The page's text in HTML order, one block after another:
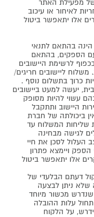
מפעילת האתר
לאיחור או עיכוב
אלו יתאפשר ביטול
בהתאם לתנאי
הספקים, בהתאם
לרשימת היישובים
ליישובים חריגים/
כרוך בתשלום נוסף .
יעשה למעט ביישובים
עשוי להיות מסופק
היישוב ותתקבל
ביכולתה של חברת
המשלוח עד
לגישה מבחינה
העלול לסכן את חיי
הספק ויימצא פתרון
אלו יתאפשר ביטול
דעתם הבלעדי של
שלא ניתן לבצעה
מכשור מיוחד
עלות ההובלה
על הלקוח